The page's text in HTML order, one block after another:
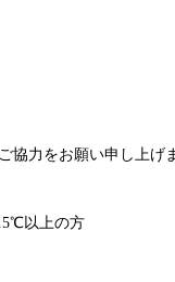
協力をお願い申し上げ
以上の方